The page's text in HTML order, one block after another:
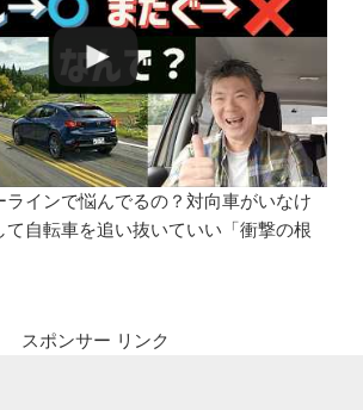
ラインで悩んでるの？対向車がいなけ
て自転車を追い抜いていい「衝撃の根
スポンサー リンク